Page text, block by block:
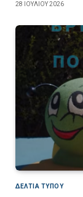
28 ΙΟΥΛΊΟΥ 2026
ΔΕΛΤΙΑ ΤΥΠΟΥ